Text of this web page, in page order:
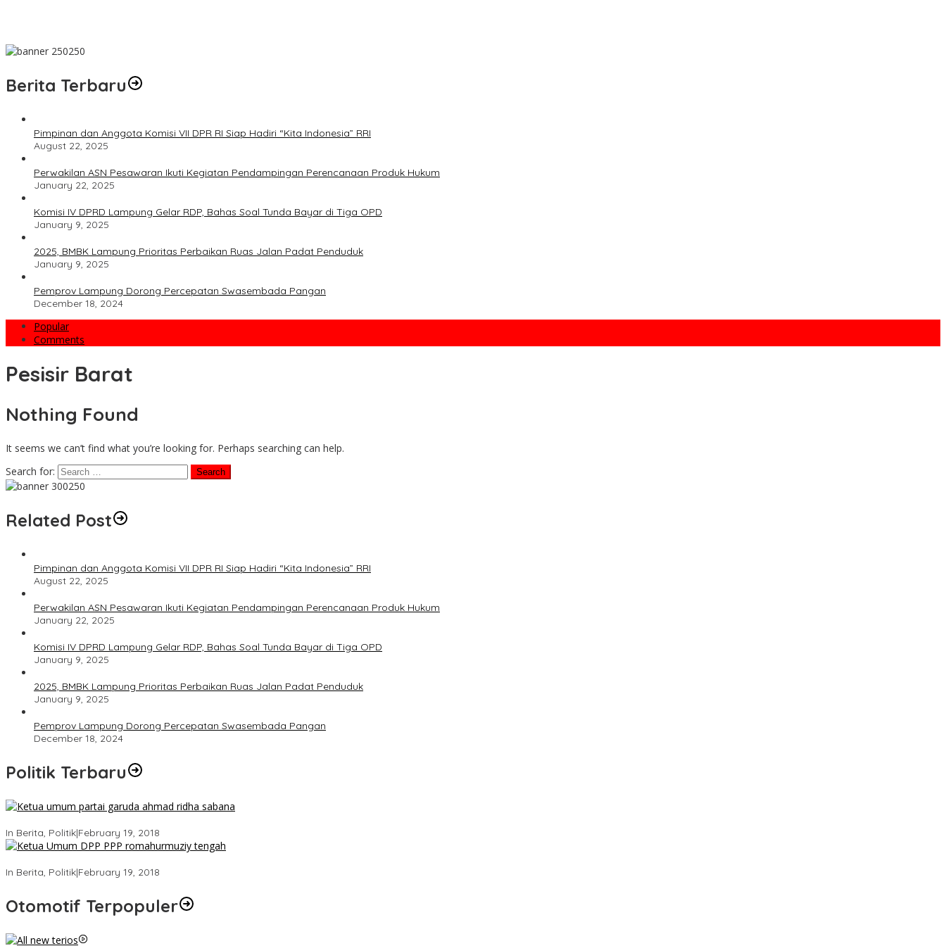
Berita Terbaru
Pimpinan dan Anggota Komisi VII DPR RI Siap Hadiri “Kita Indonesia” RRI
August 22, 2025
Perwakilan ASN Pesawaran Ikuti Kegiatan Pendampingan Perencanaan Produk Hukum
January 22, 2025
Komisi IV DPRD Lampung Gelar RDP, Bahas Soal Tunda Bayar di Tiga OPD
January 9, 2025
2025, BMBK Lampung Prioritas Perbaikan Ruas Jalan Padat Penduduk
January 9, 2025
Pemprov Lampung Dorong Percepatan Swasembada Pangan
December 18, 2024
Popular
Comments
Pesisir Barat
Nothing Found
It seems we can’t find what you’re looking for. Perhaps searching can help.
Search for:
Related Post
Pimpinan dan Anggota Komisi VII DPR RI Siap Hadiri “Kita Indonesia” RRI
August 22, 2025
Perwakilan ASN Pesawaran Ikuti Kegiatan Pendampingan Perencanaan Produk Hukum
January 22, 2025
Komisi IV DPRD Lampung Gelar RDP, Bahas Soal Tunda Bayar di Tiga OPD
January 9, 2025
2025, BMBK Lampung Prioritas Perbaikan Ruas Jalan Padat Penduduk
January 9, 2025
Pemprov Lampung Dorong Percepatan Swasembada Pangan
December 18, 2024
Politik Terbaru
In Berita, Politik|February 19, 2018
In Berita, Politik|February 19, 2018
Otomotif Terpopuler